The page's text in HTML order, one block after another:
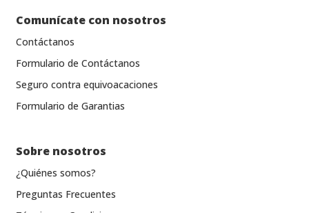
Comunícate con nosotros
Contáctanos
Formulario de Contáctanos
Seguro contra equivoacaciones
Formulario de Garantias
Sobre nosotros
¿Quiénes somos?
Preguntas Frecuentes